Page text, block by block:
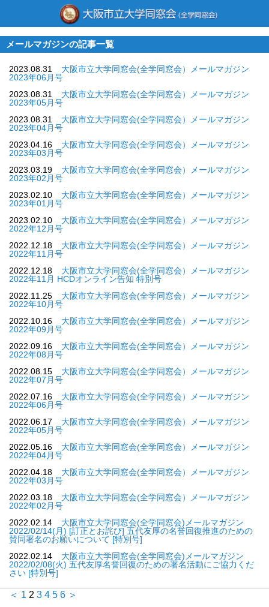
メールマガジンの記事一覧
2023.08.31
大阪市立大学同窓会(全学同窓会）メールマガジン
2023年06月号
2023.08.31
大阪市立大学同窓会(全学同窓会）メールマガジン
2023年05月号
2023.08.31
大阪市立大学同窓会(全学同窓会）メールマガジン
2023年04月号
2023.04.16
大阪市立大学同窓会(全学同窓会）メールマガジン
2023年03月号
2023.03.19
大阪市立大学同窓会(全学同窓会）メールマガジン
2023年02月号
2023.02.10
大阪市立大学同窓会(全学同窓会）メールマガジン
2023年01月号
2023.02.10
大阪市立大学同窓会(全学同窓会）メールマガジン
2022年12月号
2022.12.18
大阪市立大学同窓会(全学同窓会）メールマガジン
2022年11月号
2022.12.18
大阪市立大学同窓会(全学同窓会）メールマガジン
2022年11月 HCDオンライン告知 特別号
2022.11.25
大阪市立大学同窓会(全学同窓会）メールマガジン
2022年10月号
2022.10.16
大阪市立大学同窓会(全学同窓会）メールマガジン
2022年09月号
2022.09.16
大阪市立大学同窓会(全学同窓会）メールマガジン
2022年08月号
2022.08.15
大阪市立大学同窓会(全学同窓会）メールマガジン
2022年07月号
2022.07.16
大阪市立大学同窓会(全学同窓会）メールマガジン
2022年06月号
2022.06.17
大阪市立大学同窓会(全学同窓会）メールマガジン
2022年05月号
2022.05.16
大阪市立大学同窓会(全学同窓会）メールマガジン
2022年04月号
2022.04.18
大阪市立大学同窓会(全学同窓会）メールマガジン
2022年03月号
2022.03.18
大阪市立大学同窓会(全学同窓会）メールマガジン
2022年02月号
2022.02.14
大阪市立大学同窓会(全学同窓会)メールマガジン
2022/02/14(月) [訂正とお詫び] 五代友厚の名誉回復推進のための
賛同署名のお願いについて [特別号]
2022.02.14
大阪市立大学同窓会(全学同窓会)メールマガジン
2022/02/08(火) 五代友厚名誉回復のための署名活動にご協力くだ
さい [特別号]
＜ 1 2 3 4 5 6 ＞